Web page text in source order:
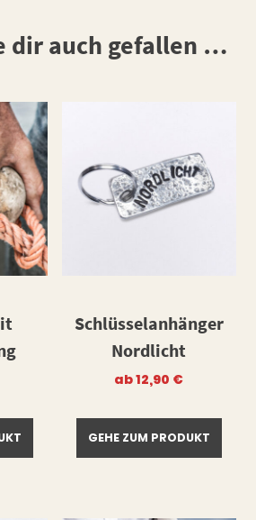
dir auch gefallen …
Schlüsselanhänger
Nordlicht
ab12,90 €
GEHE ZUM PRODUKT